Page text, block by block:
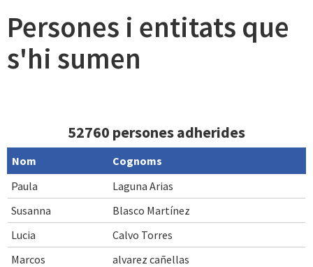
Persones i entitats que
s'hi sumen
52760 persones adherides
Nom
Cognoms
Paula
Laguna Arias
Susanna
Blasco Martínez
Lucia
Calvo Torres
Marcos
alvarez cañellas